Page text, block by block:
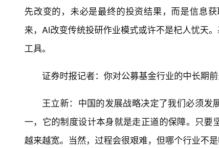
先改变的，未必是最终的投资结果，而是信息
来，AI改变传统投研作业模式或许不是杞人忧天
工具。
证券时报记者：你对公募基金行业的中长期
王立新：中国的发展战略决定了我们必须
一，它的制度设计本身就是走正道的保障。只
越来越宽。当然，过程会很艰难，但哪个行业不